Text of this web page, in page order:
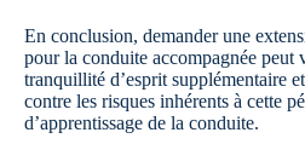
En conclusion, demander une
pour la conduite accompagnée peut
tranquillité d’esprit supplémentaire
contre les risques inhérents à cette
d’apprentissage de la conduite.